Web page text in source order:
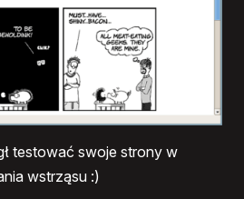
testować swoje strony w
wstrząsu :)